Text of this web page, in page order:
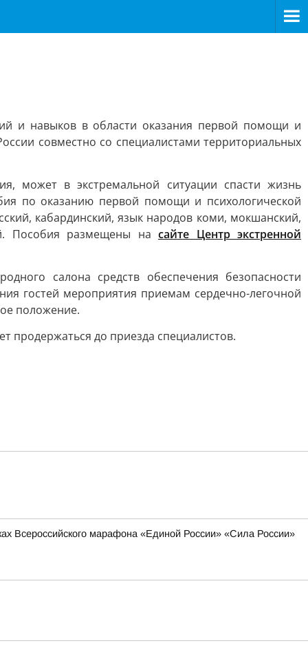
и навыков в области оказания первой помощи и
совместно со специалистами территориальных
может в экстремальной ситуации спасти жизнь
по оказанию первой помощи и психологической
кабардинский, язык народов коми, мокшанский,
Пособия размещены насайте Центр экстренной
салона средств обеспечения безопасности
гостей мероприятия приемам сердечно-легочной
положение.
продержаться до приезда специалистов.
Всероссийского марафона «Единой России» «Сила России»